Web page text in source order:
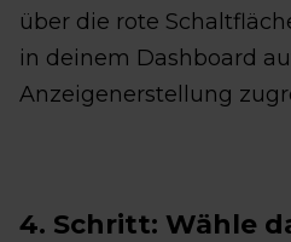
über die rote
in deinem Dashboard
Anzeigenerstellung
4. Schritt: Wähle